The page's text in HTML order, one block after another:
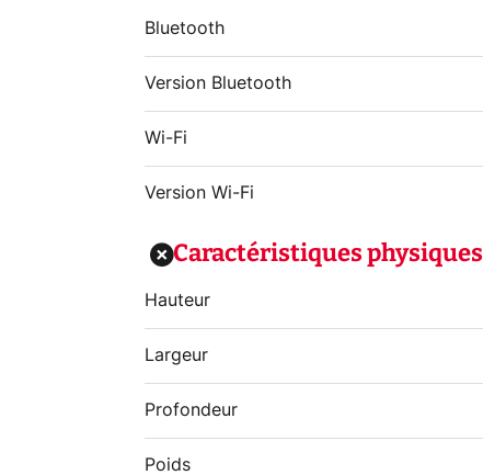
Bluetooth
Version Bluetooth
Wi-Fi
Version Wi-Fi
Caractéristiques physiques
Hauteur
Largeur
Profondeur
Poids